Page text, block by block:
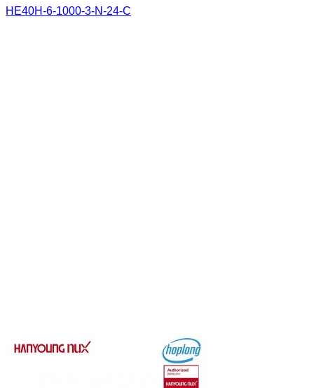
HE40H-6-1000-3-N-24-C